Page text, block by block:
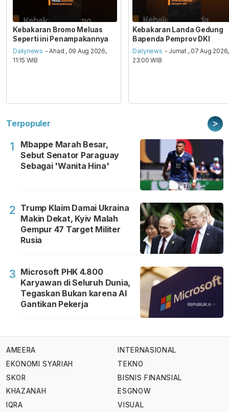
Kebakaran Bromo Meluas
Seperti ini Penampakannya
Dailynews - Ahad , 09 Aug 2026,
11:15 WIB
Kebakaran Landa Gedung
Bapenda Pemprov DKI
Dailynews - Jumat , 07 Aug 2026,
23:00 WIB
Terpopuler >
1
Mbappe Marah Besar,
Sebut Senator Paraguay
Sebagai 'Wanita Hina'
2 Trump Klaim Damai Ukraina
Makin Dekat, Kyiv Malah
Gempur 47 Target Militer
Rusia
3 Microsoft PHK 4.800
Karyawan di Seluruh Dunia,
Tegaskan Bukan karena AI
Gantikan Pekerja
AMEERA
EKONOMI SYARIAH
SKOR
KHAZANAH
IQRA
INTERNASIONAL
TEKNO
BISNIS FINANSIAL
ESGNOW
VISUAL